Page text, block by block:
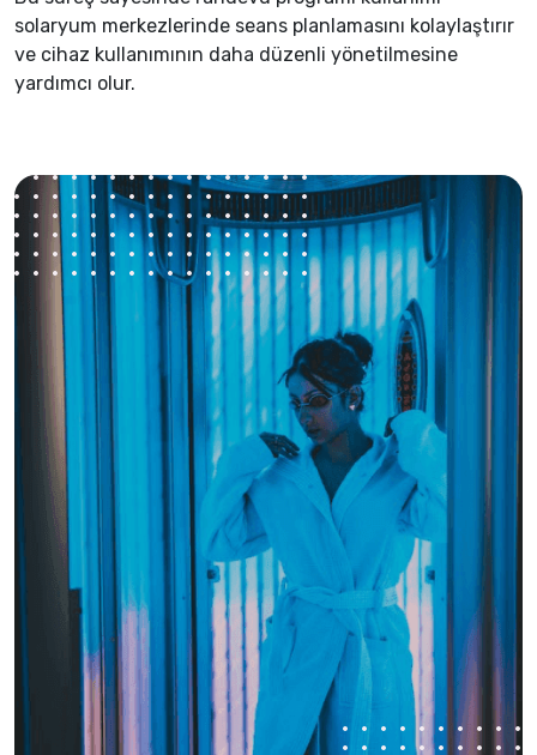
solaryum merkezlerinde seans planlamasını kolaylaştırır
ve cihaz kullanımının daha düzenli yönetilmesine
yardımcı olur.